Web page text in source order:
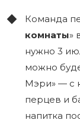
Команда
комнаты»
нужно 3
можно
Мэри» — с
перцев и
напитка